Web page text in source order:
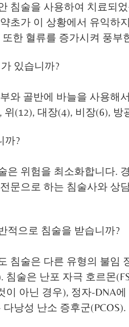
침술을 사용하여 치료되
초가 이 상황에서 유익하
한 혈류를 증가시켜 풍
있습니까?
와 골반에 바늘을 사용해
(12), 대장(4), 비장(6),
까?
은 위험을 최소화합니다.
문으로 하는 침술사와
적으로 침술을 받습니까?
침술은 다른 유형의 불임
침술은 난포 자극 호르몬
이 아닌 경우), 정자-DNA
낭성 난소 증후군(PCOS).